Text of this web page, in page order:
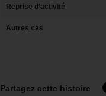
Reprise d’activité
Autres cas
Partagez cette histoire